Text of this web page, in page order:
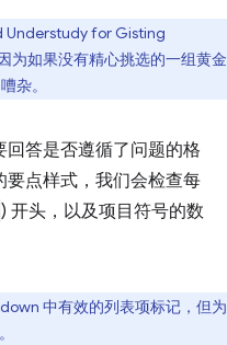
Understudy for Gisting
为如果没有精心挑选的一组黄金
杂。
回答是否遵循了问题的格
点样式，我们会检查每
) 开头，以及项目符号的数
中有效的列表项标记，但